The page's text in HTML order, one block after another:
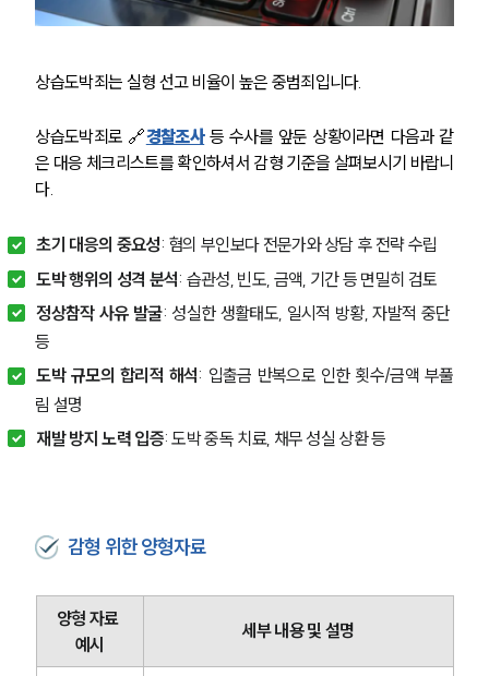
상습도박죄는 실형 선고 비율이 높은 중범죄입니다.
상습도박죄로 🔗경찰조사 등 수사를 앞둔 상황이라면 다음과 같
은 대응 체크리스트를 확인하셔서 감형 기준을 살펴보시기 바랍니
다.
초기 대응의 중요성: 혐의 부인보다 전문가와 상담 후 전략 수립
도박 행위의 성격 분석: 습관성, 빈도, 금액, 기간 등 면밀히 검토
정상참작 사유 발굴: 성실한 생활태도, 일시적 방황, 자발적 중단
등
도박 규모의 합리적 해석: 입출금 반복으로 인한 횟수/금액 부풀
림 설명
재발 방지 노력 입증: 도박 중독 치료, 채무 성실 상환 등
감형 위한 양형자료
양형 자료
예시
세부 내용 및 설명